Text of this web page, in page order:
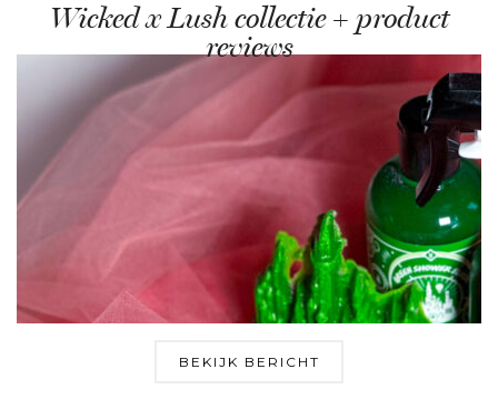
Wicked x Lush collectie + product
reviews
BEKIJK BERICHT